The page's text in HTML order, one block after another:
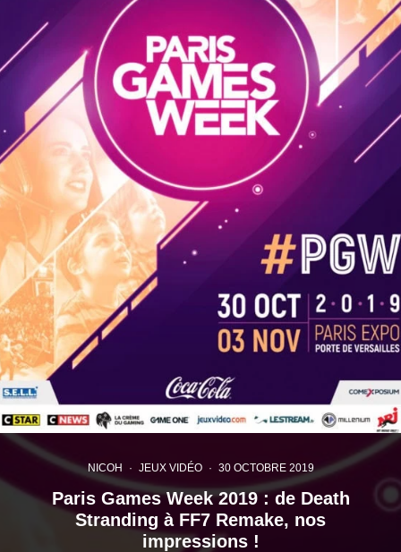
NICOH · JEUX VIDÉO · 30 OCTOBRE 2019
Paris Games Week 2019 : de Death
Stranding à FF7 Remake, nos
impressions !